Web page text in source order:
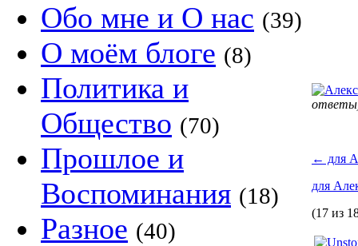
Обо мне и О нас (39)
О моём блоге (8)
Политика и
Общество (70)
Прошлое и
Воспоминания (18)
Разное (40)
← для
для
(17 из